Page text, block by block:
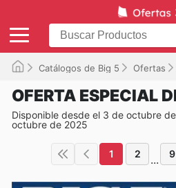
Catálogos de Big 5 Ofertas
OFERTA ESPECIAL
Disponible desde el 3 de octubre
octubre de 2025
1 2 ... 9